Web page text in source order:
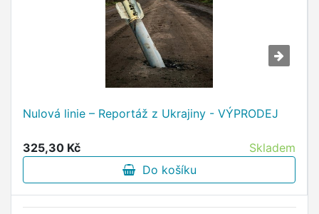
Nulová linie – Reportáž z Ukrajiny - VÝPRODEJ
325,30 Kč
Skladem
Do košíku